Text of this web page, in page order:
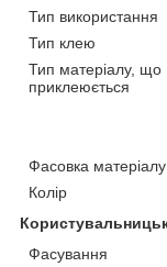
Тип використання
Тип клею
Тип матеріалу, що
приклеюється
Фасовка
Колір
Фасування